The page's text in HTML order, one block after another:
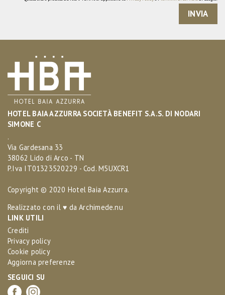
INVIA
HOTEL BAIA AZZURRA SOCIETÀ BENEFIT S.A.S. DI NODARI
SIMONE C
.
Via Gardesana 33
38062 Lido di Arco - TN
P.Iva IT01323520229 - Cod. M5UXCR1
Copyright © 2020 Hotel Baia Azzurra.
Realizzato con il ♥ daArchimede.nu
LINK UTILI
Crediti
Privacy policy
Cookie policy
Aggiorna preferenze
SEGUICI SU